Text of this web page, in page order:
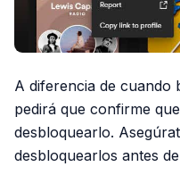
A diferencia de cuando
pedirá que confirme
desbloquearlo.
desbloquearlos antes